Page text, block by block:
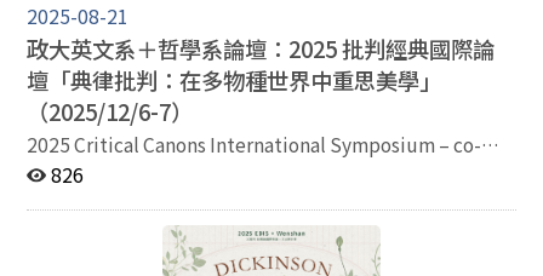
文學門研究人員踴躍報名參加，共襄盛舉。報名截止日為
2025/10/1。 主辦單位：國科會人文處外文學門 承辦單
位：國立政治大學外國語文學院英國語文學系 官方網站：
https://2025flnstcnccu.my.canva.site/ 報名網址：
https://bit.ly/2025NSTCFLCON 聯絡信箱：
2025flnstcnccu@gmail.com
2025-08-21
政大英文系＋哲學系論壇：2025 批判經典國際論
壇「典律批判：在多物種世界中重思美學」
（2025/12/6-7）
2025 Critical Canons International Symposium – co-
organised by the English Dept. NCCU & the Philosophy
826